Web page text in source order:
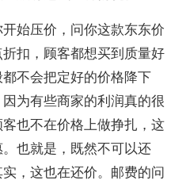
始压价，问你这款东东价
扣，顾客都想买到质量好
不会把定好的价格降下
为有些商家的利润真的很
也不在价格上做挣扎，这
也就是，既然不可以还
，这也在还价。邮费的问